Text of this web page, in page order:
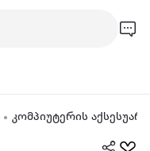
კომპიუტერის